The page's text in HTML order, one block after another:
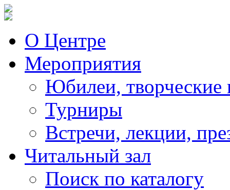
О Центре
Мероприятия
Юбилеи, творческие
Турниры
Встречи, лекции,
Читальный зал
Поиск по каталогу